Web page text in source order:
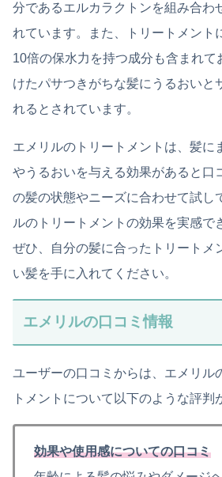
分であるエルカラクトンを組み合わ
れています。また、トリートメント
10倍の保水力を持つ成分も含まれて
けたパサつきがちな髪にうるおいと
れるとされています。
エメリルのトリートメントは、髪に
やうるおいを与える効果があると口
の髪の状態やニーズに合わせて試し
ルのトリートメントの効果を実感で
ぜひ、自分の髪に合ったトリートメ
い髪を手に入れてください。
エメリルの口コミ情報
ユーザーの口コミからは、エメリル
トメントについて以下のような評判
効果や使用感についての口コミ